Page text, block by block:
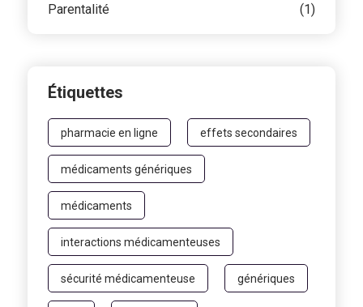
Parentalité (1)
Étiquettes
pharmacie en ligne effets secondaires
médicaments génériques
médicaments
interactions médicamenteuses
sécurité médicamenteuse génériques